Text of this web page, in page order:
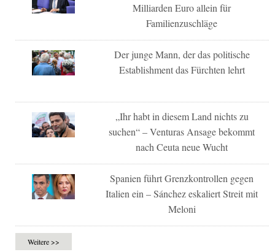
Milliarden Euro allein für
Familienzuschläge
Der junge Mann, der das politische
Establishment das Fürchten lehrt
„Ihr habt in diesem Land nichts zu
suchen“ – Venturas Ansage bekommt
nach Ceuta neue Wucht
Spanien führt Grenzkontrollen gegen
Italien ein – Sánchez eskaliert Streit mit
Meloni
Weitere >>